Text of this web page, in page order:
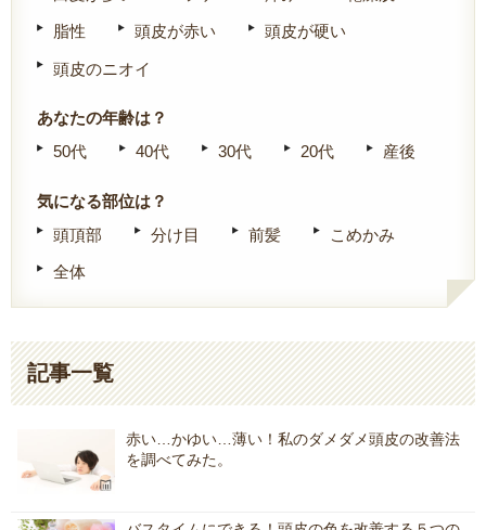
脂性 頭皮が赤い 頭皮が硬い
頭皮のニオイ
あなたの年齢は？
50代
40代 30代 20代 産後
気になる部位は？
頭頂部
分け目 前髪 こめかみ
全体
記事一覧
赤い…かゆい…薄い！私のダメダメ頭皮の改善法
を調べてみた。